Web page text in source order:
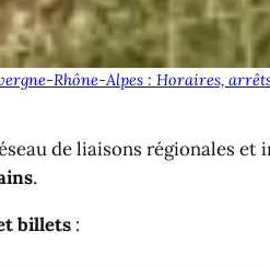
Rhône-Alpes : Horaires,
de liaisons régionales
.
billets :